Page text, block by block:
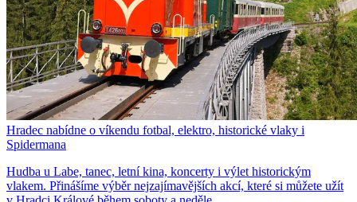
Hradec nabídne o víkendu fotbal, elektro, historické vlaky i
Spidermana
Hudba u Labe, tanec, letní kina, koncerty i výlet historickým
vlakem. Přinášíme výběr nejzajímavějších akcí, které si můžete užít